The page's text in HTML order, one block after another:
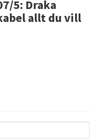
5: Draka
allt du vill